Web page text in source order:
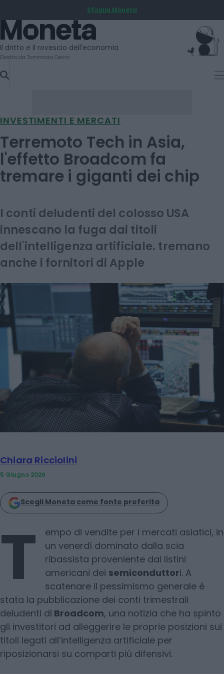
TO
CONTENT
Sfoglia Moneta
Moneta
Il dritto e il rovescio dell'economia
Diretto da Tommaso Cerno
INVESTIMENTI E MERCATI
Terremoto Tech in Asia,
l'effetto Broadcom fa
tremare i giganti dei chip
I conti deludenti del colosso USA
innescano la fuga dai titoli
dell'intelligenza artificiale. tremano
anche i fornitori di Apple
Chiara Ricciolini
5 Giugno 2026
Scegli Moneta come fonte preferita
T
empo di vendite per i mercati asiatici, in
un venerdì dominato dalla scia
ribassista proveniente dai listini
americani dei semiconduttori. A
scatenare il pessimismo generale è
stata la pubblicazione dei conti trimestrali
deludenti di Broadcom, una notizia che ha spinto
gli investitori ad alleggerire le proprie posizioni sui
titoli legati all’intelligenza artificiale per
riposizionarsi su comparti più difensivi.